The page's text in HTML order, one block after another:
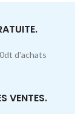
d'achats
VENTES.